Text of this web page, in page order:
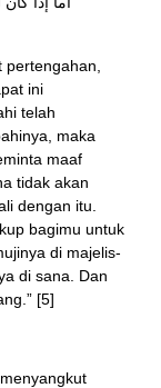
ini
telah
maka
maaf
tidak akan
dengan itu.
bagimu untuk
di majelis-
di sana. Dan
[5]